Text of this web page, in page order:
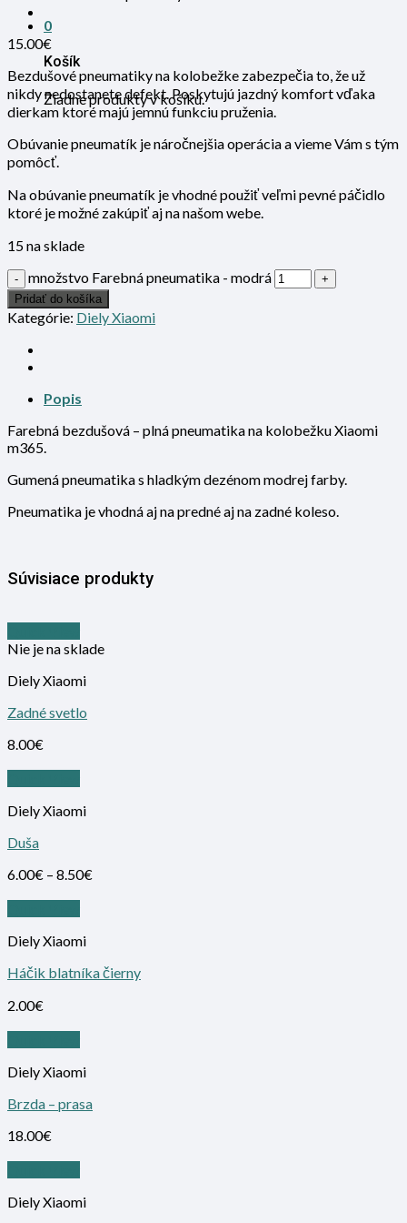
0
Košík
Žiadne produkty v košíku.
15.00€
Bezdušové pneumatiky na kolobežke zabezpečia to, že už
nikdy nedostanete defekt. Poskytujú jazdný komfort vďaka
dierkam ktoré majú jemnú funkciu pruženia.
Obúvanie pneumatík je náročnejšia operácia a vieme Vám s tým
pomôcť.
Na obúvanie pneumatík je vhodné použiť veľmi pevné páčidlo
ktoré je možné zakúpiť aj na našom webe.
15 na sklade
množstvo Farebná pneumatika - modrá
Pridať do košíka
Kategórie: Diely Xiaomi
Popis
Farebná bezdušová – plná pneumatika na kolobežku Xiaomi
m365.
Gumená pneumatika s hladkým dezénom modrej farby.
Pneumatika je vhodná aj na predné aj na zadné koleso.
Súvisiace produkty
Nie je na sklade
Diely Xiaomi
Zadné svetlo
8.00€
Diely Xiaomi
Duša
6.00€ – 8.50€
Diely Xiaomi
Háčik blatníka čierny
2.00€
Diely Xiaomi
Brzda – prasa
18.00€
Diely Xiaomi